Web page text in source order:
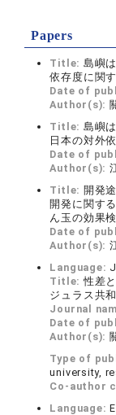
Papers
Title: 島嶼
依存度に関
Date of
Author(s):
Title: 島嶼
日本の対外
Date of
Author(s):
Title: 開発
開発に関す
ん玉の効果
Date of
Author(s):
Language:
Title:性差
ジュラス共
Journal
Date of
Author(s):
Type of
university,
Co-author
Language: